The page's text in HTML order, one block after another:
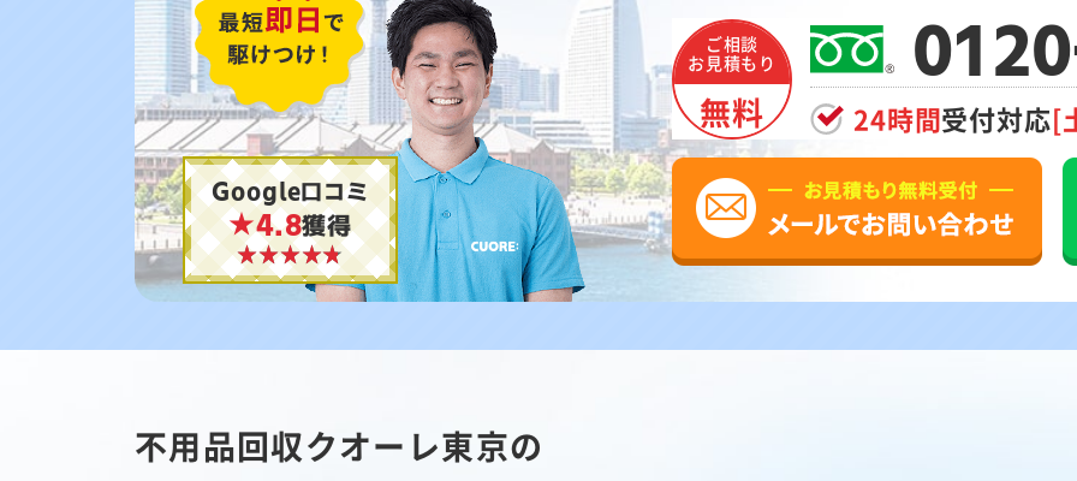
Google口コミ
★4.8獲得
ご相談
お見積もり
無料 24時間受付対応[
不用品回収クオーレ東京の